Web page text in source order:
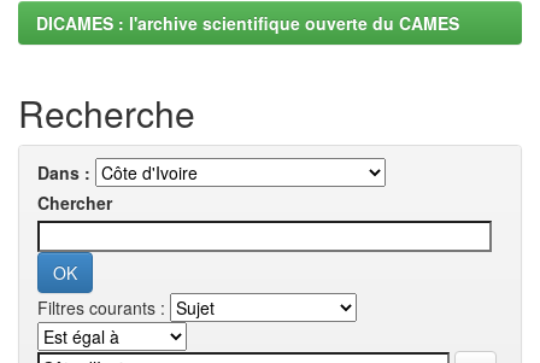
DICAMES : l'archive scientifique ouverte du CAMES
Recherche
Dans :
Chercher
Filtres courants :